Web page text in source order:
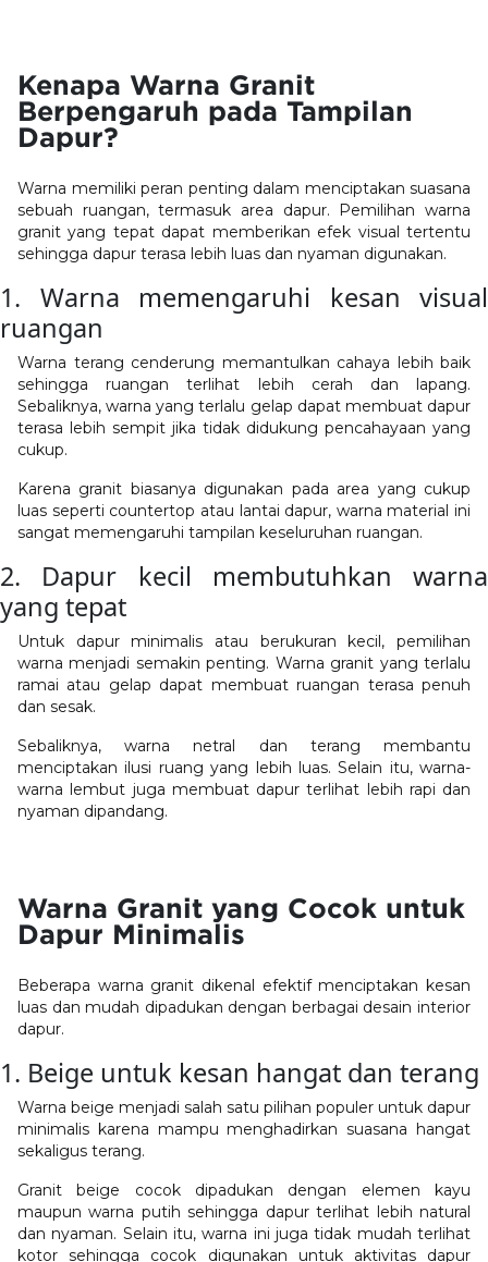
Kenapa Warna Granit
Berpengaruh pada Tampilan
Dapur?
Warna memiliki peran penting dalam menciptakan suasana
sebuah ruangan, termasuk area dapur. Pemilihan warna
granit yang tepat dapat memberikan efek visual tertentu
sehingga dapur terasa lebih luas dan nyaman digunakan.
1. Warna memengaruhi kesan visual
ruangan
Warna terang cenderung memantulkan cahaya lebih baik
sehingga ruangan terlihat lebih cerah dan lapang.
Sebaliknya, warna yang terlalu gelap dapat membuat dapur
terasa lebih sempit jika tidak didukung pencahayaan yang
cukup.
Karena granit biasanya digunakan pada area yang cukup
luas seperti countertop atau lantai dapur, warna material ini
sangat memengaruhi tampilan keseluruhan ruangan.
2. Dapur kecil membutuhkan warna
yang tepat
Untuk dapur minimalis atau berukuran kecil, pemilihan
warna menjadi semakin penting. Warna granit yang terlalu
ramai atau gelap dapat membuat ruangan terasa penuh
dan sesak.
Sebaliknya, warna netral dan terang membantu
menciptakan ilusi ruang yang lebih luas. Selain itu, warna-
warna lembut juga membuat dapur terlihat lebih rapi dan
nyaman dipandang.
Warna Granit yang Cocok untuk
Dapur Minimalis
Beberapa warna granit dikenal efektif menciptakan kesan
luas dan mudah dipadukan dengan berbagai desain interior
dapur.
1. Beige untuk kesan hangat dan terang
Warna beige menjadi salah satu pilihan populer untuk dapur
minimalis karena mampu menghadirkan suasana hangat
sekaligus terang.
Granit beige cocok dipadukan dengan elemen kayu
maupun warna putih sehingga dapur terlihat lebih natural
dan nyaman. Selain itu, warna ini juga tidak mudah terlihat
kotor sehingga cocok digunakan untuk aktivitas dapur